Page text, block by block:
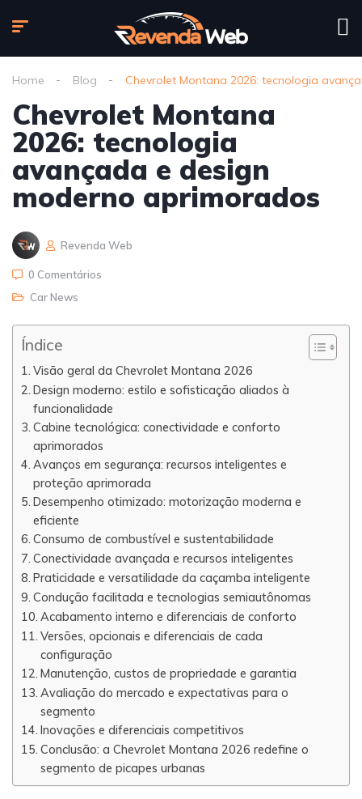
Home Blog Chevrolet Montana 2026: tecnologia
Chevrolet Montana
2026: tecnologia
avançada e design
moderno aprimorados
Revenda Web
0 Comentários
Car News
Índice
Visão geral da Chevrolet Montana 2026
Design moderno: estilo e sofisticação aliados à
funcionalidade
Cabine tecnológica: conectividade e conforto
aprimorados
Avanços em segurança: recursos inteligentes e
proteção aprimorada
Desempenho otimizado: motorização moderna e
eficiente
Consumo de combustível e sustentabilidade
Conectividade avançada e recursos inteligentes
Praticidade e versatilidade da caçamba inteligente
Condução facilitada e tecnologias semiautônomas
Acabamento interno e diferenciais de conforto
Versões, opcionais e diferenciais de cada
configuração
Manutenção, custos de propriedade e garantia
Avaliação do mercado e expectativas para o
segmento
Inovações e diferenciais competitivos
Conclusão: a Chevrolet Montana 2026 redefine o
segmento de picapes urbanas